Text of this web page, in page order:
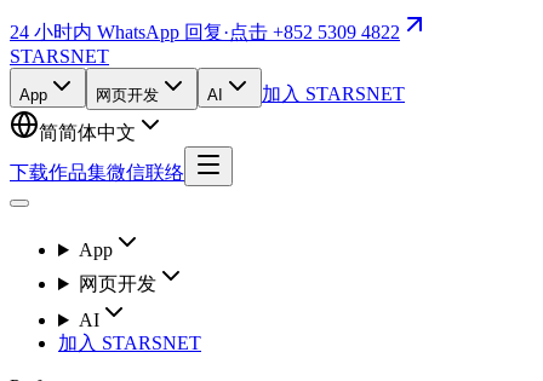
24 小时内 WhatsApp 回复·点击 +852 5309 4822
STARSNET
App 网页开发 AI
加入 STARSNET
简简体中文
下载作品集微信联络
App
网页开发
AI
加入 STARSNET